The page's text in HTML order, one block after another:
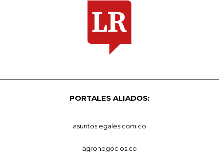
PORTALES ALIADOS:
asuntoslegales.com.co
agronegocios.co